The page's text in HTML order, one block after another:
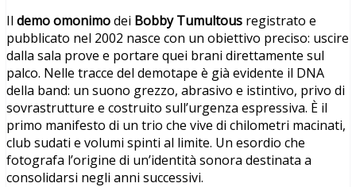
Il demo omonimodei Bobby Tumultous registrato e
pubblicato nel 2002 nasce con un obiettivo preciso: uscire
dalla sala prove e portare quei brani direttamente sul
palco. Nelle tracce del demotape è già evidente il DNA
della band: un suono grezzo, abrasivo e istintivo, privo di
sovrastrutture e costruito sull’urgenza espressiva. È il
primo manifesto di un trio che vive di chilometri macinati,
club sudati e volumi spinti al limite. Un esordio che
fotografa l’origine di un’identità sonora destinata a
consolidarsi negli anni successivi.